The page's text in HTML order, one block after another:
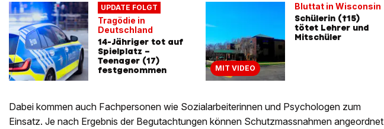
UPDATE FOLGT
Tragödie in
Deutschland
14-Jähriger tot auf
Spielplatz –
Teenager (17)
festgenommen
MIT VIDEO
Bluttat in Wisconsin
Schülerin (†15)
tötet Lehrer und
Mitschüler
Dabei kommen auch Fachpersonen wie Sozialarbeiterinnen und Psychologen zum
Einsatz. Je nach Ergebnis der Begutachtungen können Schutzmassnahmen angeordnet